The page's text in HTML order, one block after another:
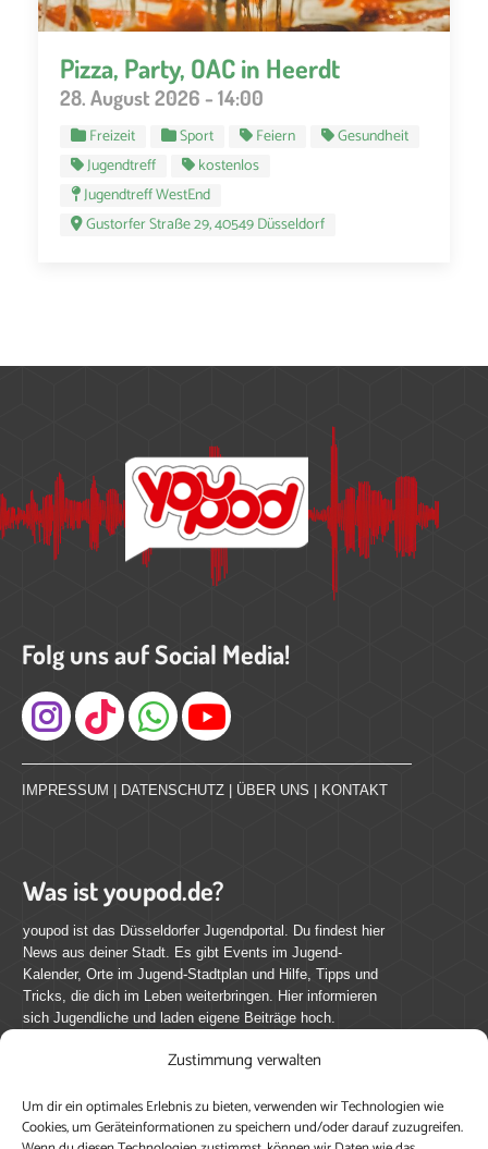
Zustimmung verwalten
Um dir ein optimales Erlebnis zu bieten, verwenden wir Technologien wie
Cookies, um Geräteinformationen zu speichern und/oder darauf zuzugreifen.
Pizza, Party, OAC in Heerdt
28. August 2026 - 14:00
Freizeit Sport Feiern
Gesundheit
Jugendtreff
kostenlos
Jugendtreff WestEnd
Gustorfer Straße 29, 40549 Düsseldorf
Folg uns auf Social Media!
Instagram
IMPRESSUM DATENSCHUTZ ÜBER UNS KONTAKT
Was ist youpod.de?
youpod ist das Düsseldorfer Jugendportal. Du findest hier
News aus deiner Stadt. Es gibt Events im Jugend-
Kalender, Orte im Jugend-Stadtplan und Hilfe, Tipps und
Tricks, die dich im Leben weiterbringen. Hier informieren
sich Jugendliche und laden eigene Beiträge hoch.
Mach mit bei youpod.de!
youpod.de lebt von Menschen wie dir. Sammel
journalistische Erfahrung, teile deine Perspektive und